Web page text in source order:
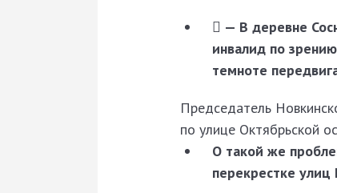
 — В деревне
инвалид по
темноте
Председатель
по улице Октябрьской
О такой же
перекрестке